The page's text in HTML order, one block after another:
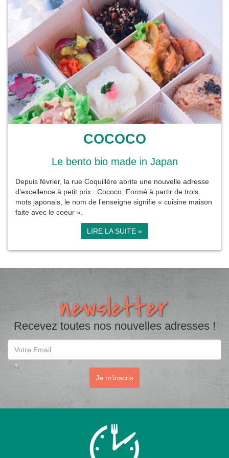
COCOCO
Le bento bio made in Japan
Depuis février, la rue Coquillère abrite une nouvelle adresse
d’excellence à petit prix : Cococo. Formé à partir de trois
mots japonais, le nom de l’enseigne signifie « cuisine maison
faite avec le coeur ».
LIRE LA SUITE »
Recevez toutes nos nouvelles adresses !
Je m'inscris